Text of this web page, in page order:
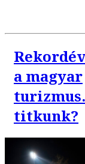
a magyar
titkunk?